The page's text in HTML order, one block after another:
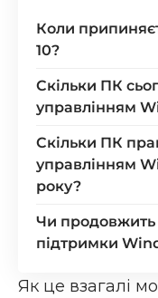
Коли
10?
Скільки ПК
управлінням
Скільки ПК
управлінням
року?
Чи продовжить
підтримки
Як це взагалі